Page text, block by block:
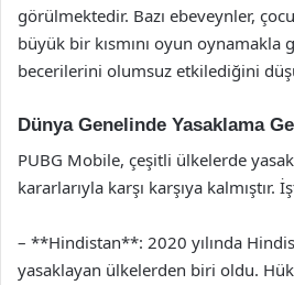
görülmektedir. Bazı ebeveynler,
büyük bir kısmını oyun oynamakla
becerilerini olumsuz etkilediğini
Dünya Genelinde Yasaklama
PUBG Mobile, çeşitli ülkelerde
kararlarıyla karşı karşıya kalmıştır.
– **Hindistan**: 2020 yılında
yasaklayan ülkelerden biri oldu.